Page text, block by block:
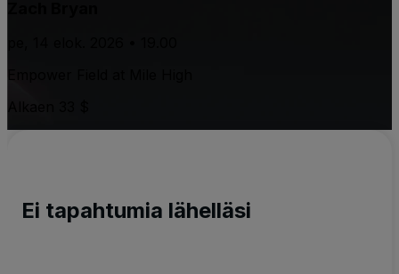
Ei tapahtumia lähelläsi